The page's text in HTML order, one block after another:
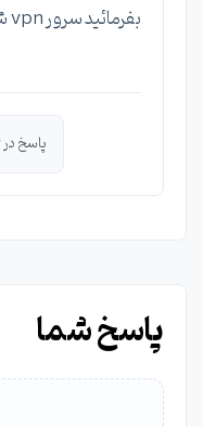
بفرمائید سرور vpn شما چیه ؟
پاسخ در 1397/01/14 توسط
پاسخ شما